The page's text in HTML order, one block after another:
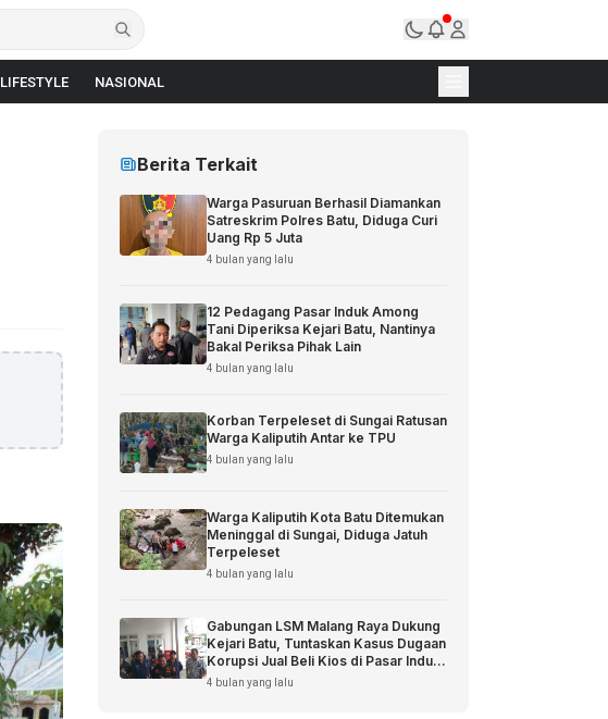
LIFESTYLE NASIONAL
Berita Terkait
Warga Pasuruan Berhasil Diamankan
Satreskrim Polres Batu, Diduga Curi
Uang Rp 5 Juta
4 bulan yang lalu
12 Pedagang Pasar Induk Among
Tani Diperiksa Kejari Batu, Nantinya
Bakal Periksa Pihak Lain
4 bulan yang lalu
Korban Terpeleset di Sungai Ratusan
Warga Kaliputih Antar ke TPU
4 bulan yang lalu
Warga Kaliputih Kota Batu Ditemukan
Meninggal di Sungai, Diduga Jatuh
Terpeleset
4 bulan yang lalu
Gabungan LSM Malang Raya Dukung
Kejari Batu, Tuntaskan Kasus Dugaan
Korupsi Jual Beli Kios di Pasar Induk
Among Tani
4 bulan yang lalu